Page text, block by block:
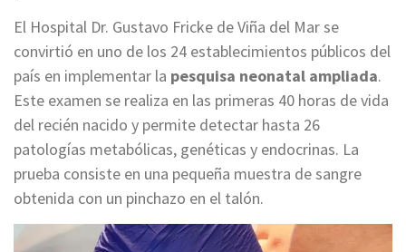
El Hospital Dr. Gustavo Fricke de Viña del Mar se
convirtió en uno de los 24 establecimientos públicos del
país en implementar la pesquisa neonatal ampliada.
Este examen se realiza en las primeras 40 horas de vida
del recién nacido y permite detectar hasta 26
patologías metabólicas, genéticas y endocrinas. La
prueba consiste en una pequeña muestra de sangre
obtenida con un pinchazo en el talón.